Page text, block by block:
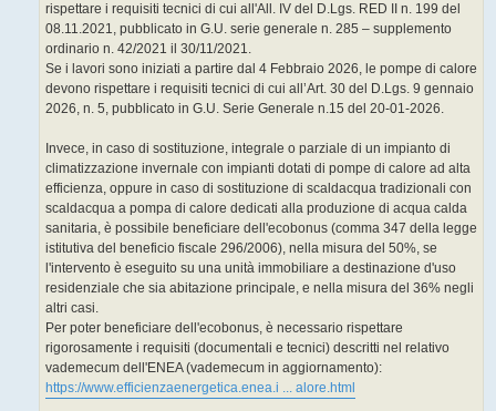
rispettare i requisiti tecnici di cui all'All. IV del D.Lgs. RED II n. 199 del
08.11.2021, pubblicato in G.U. serie generale n. 285 – supplemento
ordinario n. 42/2021 il 30/11/2021.
Se i lavori sono iniziati a partire dal 4 Febbraio 2026, le pompe di calore
devono rispettare i requisiti tecnici di cui all’Art. 30 del D.Lgs. 9 gennaio
2026, n. 5, pubblicato in G.U. Serie Generale n.15 del 20-01-2026.
Invece, in caso di sostituzione, integrale o parziale di un impianto di
climatizzazione invernale con impianti dotati di pompe di calore ad alta
efficienza, oppure in caso di sostituzione di scaldacqua tradizionali con
scaldacqua a pompa di calore dedicati alla produzione di acqua calda
sanitaria, è possibile beneficiare dell'ecobonus (comma 347 della legge
istitutiva del beneficio fiscale 296/2006), nella misura del 50%, se
l'intervento è eseguito su una unità immobiliare a destinazione d'uso
residenziale che sia abitazione principale, e nella misura del 36% negli
altri casi.
Per poter beneficiare dell'ecobonus, è necessario rispettare
rigorosamente i requisiti (documentali e tecnici) descritti nel relativo
vademecum dell'ENEA (vademecum in aggiornamento):
https://www.efficienzaenergetica.enea.i ... alore.html